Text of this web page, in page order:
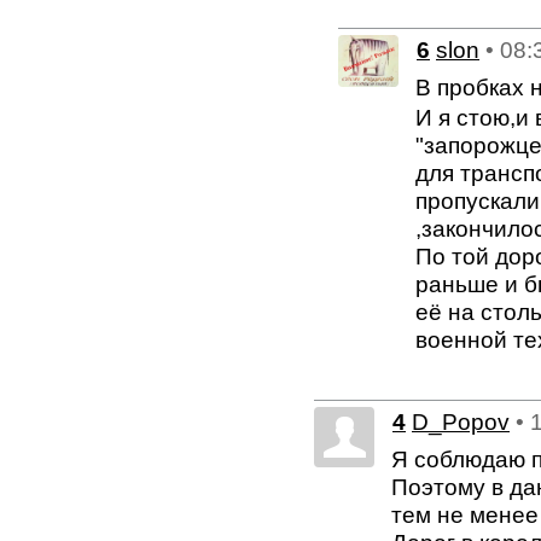
6 slon •
В пробках
И я стою,и
для
По той
раньше и
её на
военной
4 D_Popov •
Я соблюдаю
Поэтому в
тем не менее